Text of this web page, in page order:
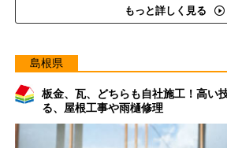
もっと詳しく見る
島根県
板金、瓦、どちらも自社施工！高い
る、屋根工事や雨樋修理